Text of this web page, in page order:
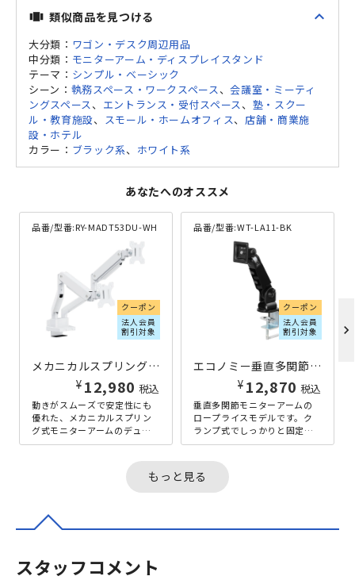
view_carousel 類似商品を見つける expand_less
大分類： ワゴン・デスク周辺用品
中分類： モニターアーム・ディスプレイスタンド
テーマ： シンプル・ベーシック
シーン： 執務スペース・ワークスペース 、会議室・ミーティ
ングスペース 、 エントランス・受付スペース 、 塾・スクー
ル・教育施設、 スモール・ホームオフィス、 店舗・商業施
設・ホテル
カラー： ブラック系、 ホワイト系
あなたへのオススメ
品番/型番:RY-MADT53DU-WH
クーポン
法人会員
割引対象
メカニカルスプリング式デュアルモニターアーム 上締めタイプ W117×D983×H500 ホワイト
¥ 12,980 税込
動きがスムーズで安定性にも
優れた、メカニカルスプリン
グ式モニターアームのデュア
ルタイプです。広い可動域を
品番/型番:WT-LA11-BK
クーポン
法人会員
割引対象
エコノミー垂直多関節アーム W85×D112-135×H171-568 ブラック
¥ 12,870 税込
垂直多関節モニターアームの
ロープライスモデルです。ク
ランプ式でしっかりと固定が
できるモニターアームは、地
転倒防止に...
chevron_right
もっと見る
スタッフコメント